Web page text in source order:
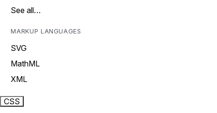
See all…
MARKUP LANGUAGES
SVG
MathML
XML
CSS